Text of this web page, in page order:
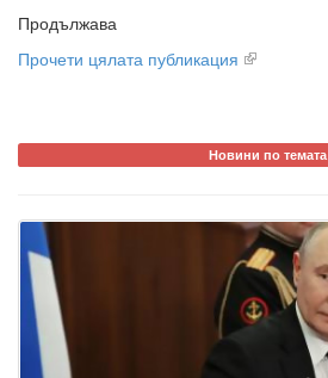
Продължава
Прочети цялата публикация
Новини по темата